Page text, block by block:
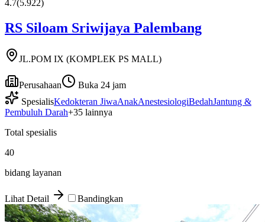
4.7(5.922)
RS Siloam Sriwijaya Palembang
JL.POM IX (KOMPLEK PS MALL)
Perusahaan
Buka 24 jam
SpesialisKedokteran JiwaAnakAnestesiologiBedahJantung &
Pembuluh Darah+35 lainnya
Total spesialis
40
bidang layanan
Lihat Detail Bandingkan